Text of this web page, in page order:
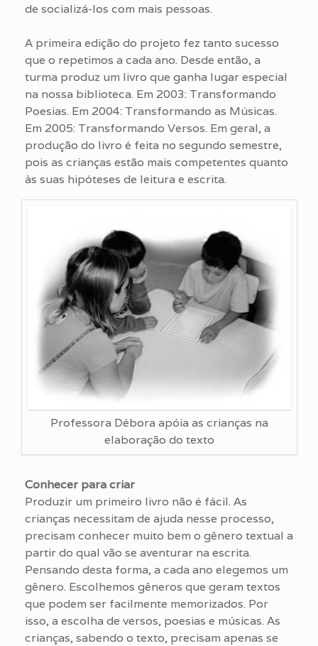
de socializá-los com mais pessoas.
A primeira edição do projeto fez tanto sucesso
que o repetimos a cada ano. Desde então, a
turma produz um livro que ganha lugar especial
na nossa biblioteca. Em 2003: Transformando
Poesias. Em 2004: Transformando as Músicas.
Em 2005: Transformando Versos. Em geral, a
produção do livro é feita no segundo semestre,
pois as crianças estão mais competentes quanto
às suas hipóteses de leitura e escrita.
Professora Débora apóia as crianças na
elaboração do texto
Conhecer para criar
Produzir um primeiro livro não é fácil. As
crianças necessitam de ajuda nesse processo,
precisam conhecer muito bem o gênero textual a
partir do qual vão se aventurar na escrita.
Pensando desta forma, a cada ano elegemos um
gênero. Escolhemos gêneros que geram textos
que podem ser facilmente memorizados. Por
isso, a escolha de versos, poesias e músicas. As
crianças, sabendo o texto, precisam apenas se